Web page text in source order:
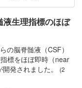
液生理指標のほぼ
の脳脊髄液（CSF）
標をほぼ即時（near
発されました。
(2